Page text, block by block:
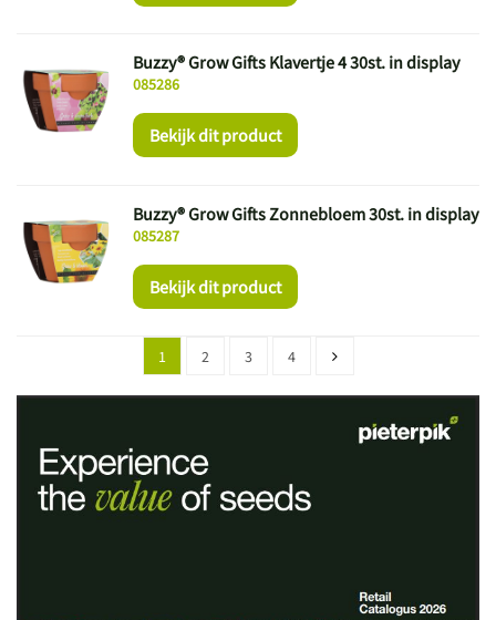
085286
Buzzy® Grow Gifts Klavertje 4 30st. in display
Bekijk dit product
085287
Buzzy® Grow Gifts Zonnebloem 30st. in display
Bekijk dit product
1 2 3 4